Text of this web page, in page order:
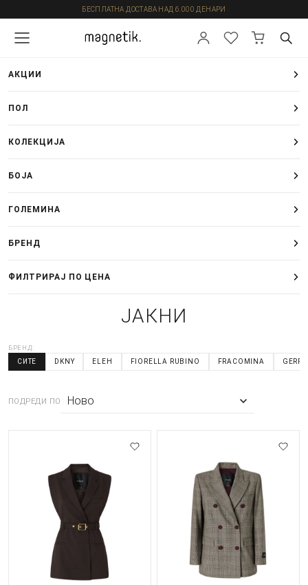
БЕСПЛАТНА ДОСТАВА НАД 6.000 ДЕНАРИ
АКЦИИ
ПОЛ
КОЛЕКЦИЈА
БОЈА
ГОЛЕМИНА
БРЕНД
ФИЛТРИРАЈ ПО ЦЕНА
ЈАКНИ
БРЕНД:
СИТЕ DKNY ELEH FIORELLA RUBINO FRACOMINA
ПОДРЕДИ ПО